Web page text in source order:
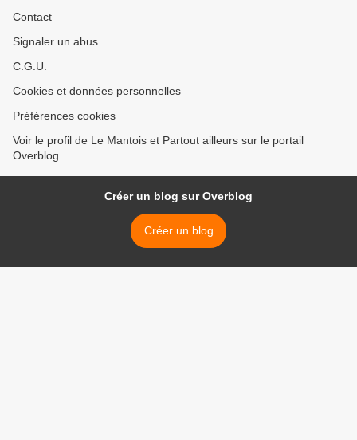
Contact
Signaler un abus
C.G.U.
Cookies et données personnelles
Préférences cookies
Voir le profil de Le Mantois et Partout ailleurs sur le portail
Overblog
Créer un blog sur Overblog
Créer un blog